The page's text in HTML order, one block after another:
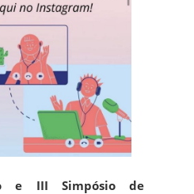
e III Simpósio de